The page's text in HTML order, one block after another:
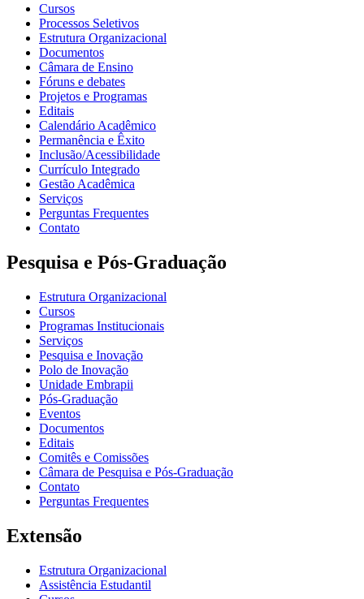
Cursos
Processos Seletivos
Estrutura Organizacional
Documentos
Câmara de Ensino
Fóruns e debates
Projetos e Programas
Editais
Calendário Acadêmico
Permanência e Êxito
Inclusão/Acessibilidade
Currículo Integrado
Gestão Acadêmica
Serviços
Perguntas Frequentes
Contato
Pesquisa e Pós-Graduação
Estrutura Organizacional
Cursos
Programas Institucionais
Serviços
Pesquisa e Inovação
Polo de Inovação
Unidade Embrapii
Pós-Graduação
Eventos
Documentos
Editais
Comitês e Comissões
Câmara de Pesquisa e Pós-Graduação
Contato
Perguntas Frequentes
Extensão
Estrutura Organizacional
Assistência Estudantil